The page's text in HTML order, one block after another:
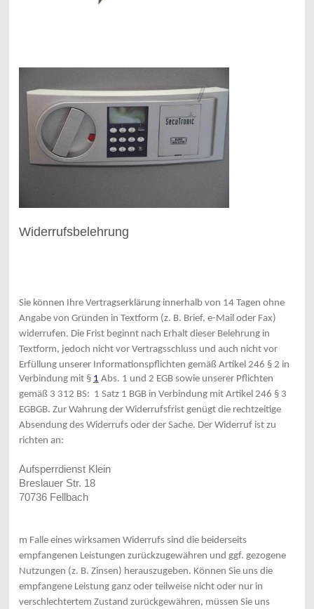
Widerrufsbelehrung
Sie können Ihre Vertragserklärung innerhalb von 14 Tagen ohne
Angabe von Gründen in Textform (z. B. Brief, e-Mail oder Fax)
widerrufen. Die Frist beginnt nach Erhalt dieser Belehrung in
Textform, jedoch nicht vor Vertragsschluss und auch nicht vor
Erfüllung unserer Informationspflichten gemäß Artikel 246 § 2 in
Verbindung mit § 1 Abs. 1 und 2 EGB sowie unserer Pflichten
gemäß 3 312 BS: 1 Satz 1 BGB in Verbindung mit Artikel 246 § 3
EGBGB. Zur Wahrung der Widerrufsfrist genügt die rechtzeitige
Absendung des Widerrufs oder der Sache. Der Widerruf ist zu
richten an:
Aufsperrdienst Klein
Breslauer Str. 18
70736 Fellbach
m Falle eines wirksamen Widerrufs sind die beiderseits
empfangenen Leistungen zurückzugewähren und ggf. gezogene
Nutzungen (z. B. Zinsen) herauszugeben. Können Sie uns die
empfangene Leistung ganz oder teilweise nicht oder nur in
verschlechtertem Zustand zurückgewähren, müssen Sie uns